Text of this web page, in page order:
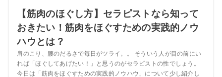
【筋肉のほぐし方】セラピストなら知って
おきたい！筋肉をほぐすための実践的ノウ
ハウとは？
肩のこり、腰のだるさで毎日がツライ。。 そういう人が目の前にい
れば「ほぐしてあげたい！」と思うのがセラピストの性でしょう。
今日は「筋肉をほぐすための実践的ノウハウ」について少し紹介し